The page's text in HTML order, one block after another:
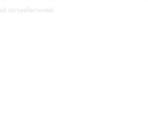
потребителей;